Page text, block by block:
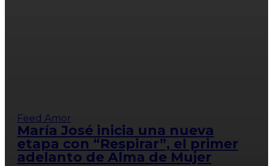
Feed Amor
María José inicia una nueva
etapa con “Respirar”, el primer
adelanto de Alma de Mujer